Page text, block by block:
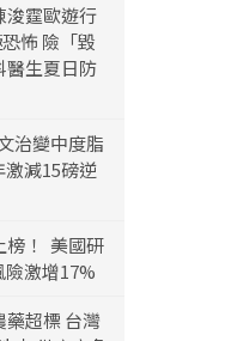
浚霆歐遊行
怖 險「毀
醫生夏日防
治變中度脂
激減15磅逆
榜！ 美國研
激增17%
超標 台灣